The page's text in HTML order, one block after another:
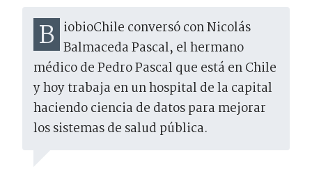
BiobioChile conversó con Nicolás Balmaceda Pascal, el hermano
médico de Pedro Pascal que está en Chile
y hoy trabaja en un hospital de la capital
haciendo ciencia de datos para mejorar
los sistemas de salud pública.